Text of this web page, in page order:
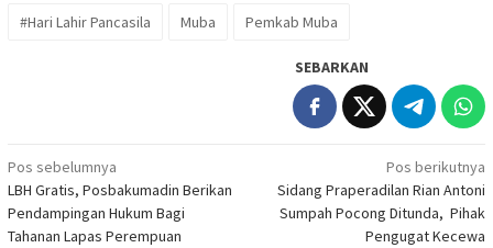
#Hari Lahir Pancasila Muba Pemkab Muba
SEBARKAN
Navigasi
pos
Pos sebelumnya
LBH Gratis, Posbakumadin Berikan
Pendampingan Hukum Bagi
Tahanan Lapas Perempuan
Pos berikutnya
Sidang Praperadilan Rian Antoni
Sumpah Pocong Ditunda, Pihak
Pengugat Kecewa